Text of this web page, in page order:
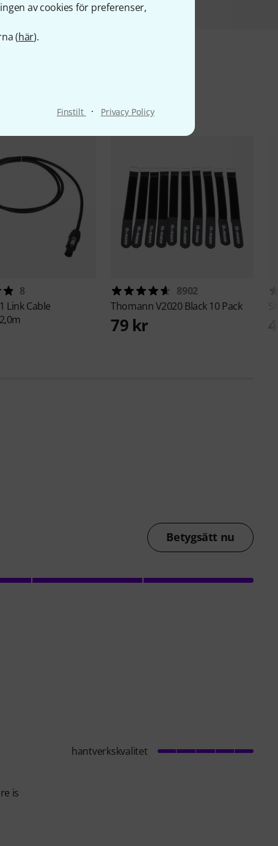
av cookies för preferenser,
(här).
Finstilt · Privacy Policy
8
Link Cable
8902
ThomannV2020 Black 10 Pack
79 kr
Betygsätt nu
is
hantverkskvalitet